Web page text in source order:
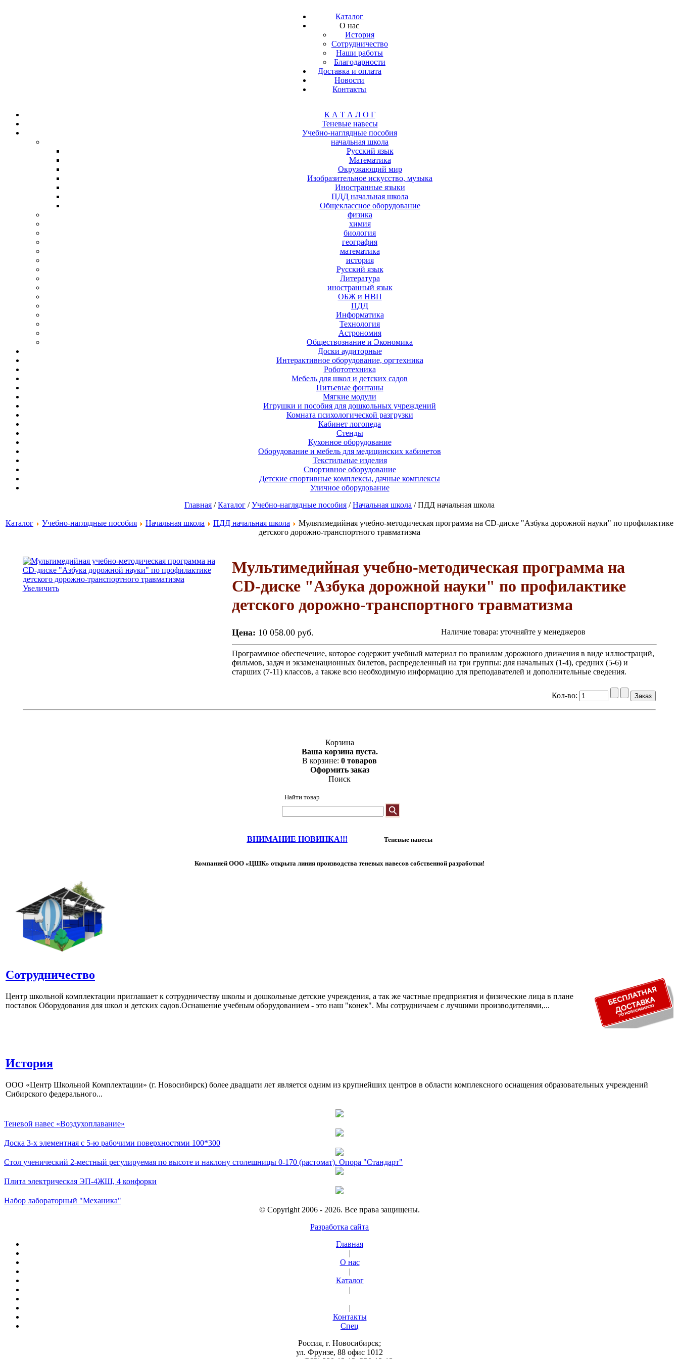
Каталог
О нас
История
Сотрудничество
Наши работы
Благодарности
Доставка и оплата
Новости
Контакты
К А Т А Л О Г
Теневые навесы
Учебно-наглядные пособия
начальная школа
Русский язык
Математика
Окружающий мир
Изобразительное искусство, музыка
Иностранные языки
ПДД начальная школа
Общеклассное оборудование
физика
химия
биология
география
математика
история
Русский язык
Литература
иностранный язык
ОБЖ и НВП
ПДД
Информатика
Технология
Астрономия
Обществознание и Экономика
Доски аудиторные
Интерактивное оборудование, оргтехника
Робототехника
Мебель для школ и детских садов
Питьевые фонтаны
Мягкие модули
Игрушки и пособия для дошкольных учреждений
Комната психологической разгрузки
Кабинет логопеда
Стенды
Кухонное оборудование
Оборудование и мебель для медицинских кабинетов
Текстильные изделия
Спортивное оборудование
Детские спортивные комплексы, дачные комплексы
Уличное оборудование
Главная /Каталог /Учебно-наглядные пособия /Начальная школа / ПДД начальная школа
Каталог Учебно-наглядные пособия Начальная школа ПДД начальная школа
Мультимедийная учебно-методическая программа на CD-диске "Азбука дорожной науки" по профилактике
детского дорожно-транспортного травматизма
Увеличить
Мультимедийная учебно-методическая программа на
CD-диске "Азбука дорожной науки" по профилактике
детского дорожно-транспортного травматизма
Цена: 10 058.00 руб. Наличие товара: уточняйте у менеджеров
Программное обеспечение, которое содержит учебный материал по правилам дорожного движения в виде иллюстраций,
фильмов, задач и экзаменационных билетов, распределенный на три группы: для начальных (1-4), средних (5-6) и
старших (7-11) классов, а также всю необходимую информацию для преподавателей и дополнительные сведения.
Кол-во:
Корзина
Ваша корзина пуста.
В корзине: 0 товаров
Оформить заказ
Поиск
Найти товар
ВНИМАНИЕ НОВИНКА!!! Теневые навесы
Компанией ООО «ЦШК» открыта линия производства теневых навесов собственной разработки!
Сотрудничество
Центр школьной комплектации приглашает к сотрудничеству школы и дошкольные детские учреждения, а так же частные предприятия и физические лица в плане
поставок Оборудования для школ и детских садов.Оснашение учебным оборудованием - это наш "конек". Мы сотрудничаем с лучшими производителями,...
История
ООО «Центр Школьной Комплектации» (г. Новосибирск) более двадцати лет является одним из крупнейших центров в области комплексного оснащения образовательных учреждений
Сибирского федерального...
Теневой навес «Воздухоплавание»
Доска 3-х элементная с 5-ю рабочими поверхностями 100*300
Стол ученический 2-местный регулируемая по высоте и наклону столешницы 0-170 (растомат). Опора "Стандарт"
Плита электрическая ЭП-4ЖШ, 4 конфорки
Набор лабораторный "Механика"
© Copyright 2006 - 2026. Все права защищены.
Разработка сайта
Главная
|
О нас
|
Каталог
|
|
Контакты
Спец
Россия, г. Новосибирск;
ул. Фрунзе, 88 офис 1012